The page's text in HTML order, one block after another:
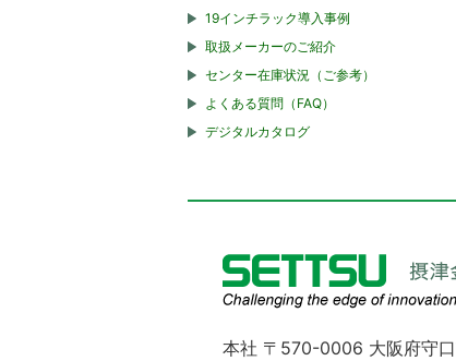
19インチラック導入事例
取扱メーカーのご紹介
センター在庫状況（ご参考）
よくある質問（FAQ）
デジタルカタログ
本社 〒570-0006 大阪府守